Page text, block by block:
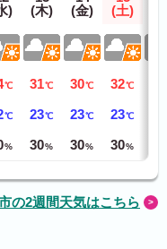
)
℃
℃
%
(木)
31℃
23℃
30%
(金)
30℃
23℃
30%
(土)
32℃
23℃
30%
の2週間天気はこちら